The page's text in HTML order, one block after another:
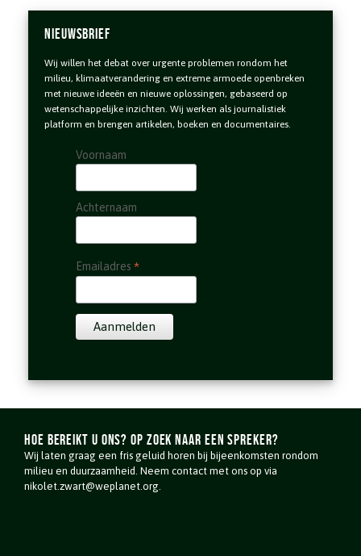
Nieuwsbrief
Wij willen het debat over urgente problemen rondom het
milieu, klimaatverandering en extreme armoede openbreken
met nieuwe ideeën en nieuwe oplossingen, gebaseerd op
wetenschappelijke inzichten. Wij werken als journalistiek
platform en brengen artikelen, boeken en documentaires.
Voornaam
Achternaam
Emailadres *
Hoe bereikt u ons? Op zoek naar een spreker?
Wij laten graag een fris geluid horen bij bijeenkomsten rondom
milieu en duurzaamheid. Neem contact met ons op via
nikolet.zwart@weplanet.org.